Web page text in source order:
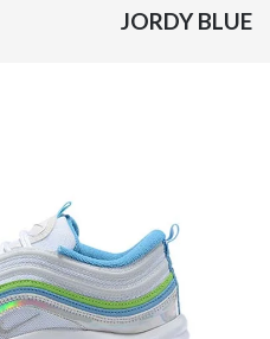
JORDY BLUE